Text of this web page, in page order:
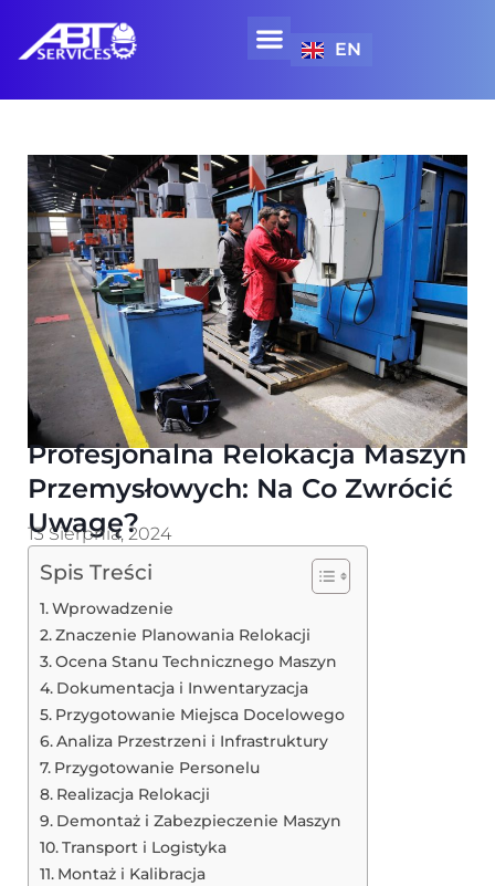
EN
Profesjonalna Relokacja Maszyn
Przemysłowych: Na Co Zwrócić
Uwagę?
13 Sierpnia, 2024
Spis Treści
Wprowadzenie
Znaczenie Planowania Relokacji
Ocena Stanu Technicznego Maszyn
Dokumentacja i Inwentaryzacja
Przygotowanie Miejsca Docelowego
Analiza Przestrzeni i Infrastruktury
Przygotowanie Personelu
Realizacja Relokacji
Demontaż i Zabezpieczenie Maszyn
Transport i Logistyka
Montaż i Kalibracja